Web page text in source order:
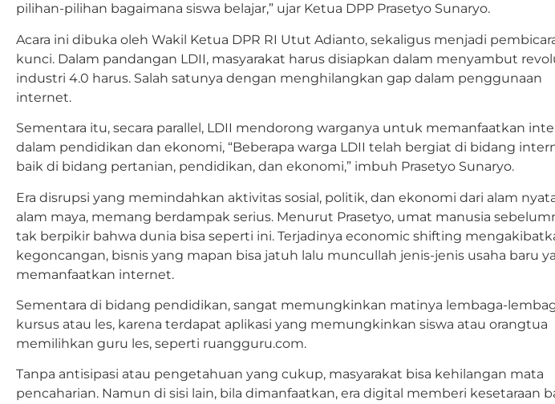
pilihan-pilihan bagaimana siswa belajar,” ujar Ketua DPP Prasetyo Sunaryo.
Acara ini dibuka oleh Wakil Ketua DPR RI Utut Adianto, sekaligus menjadi
kunci. Dalam pandangan LDII, masyarakat harus disiapkan dalam menyambut
industri 4.0 harus. Salah satunya dengan menghilangkan gap dalam penggunaan
internet.
Sementara itu, secara parallel, LDII mendorong warganya untuk memanfaatkan
dalam pendidikan dan ekonomi, “Beberapa warga LDII telah bergiat di bidang
baik di bidang pertanian, pendidikan, dan ekonomi,” imbuh Prasetyo Sunaryo.
Era disrupsi yang memindahkan aktivitas sosial, politik, dan ekonomi dari alam
alam maya, memang berdampak serius. Menurut Prasetyo, umat manusia
tak berpikir bahwa dunia bisa seperti ini. Terjadinya economic shifting
kegoncangan, bisnis yang mapan bisa jatuh lalu muncullah jenis-jenis usaha baru
memanfaatkan internet.
Sementara di bidang pendidikan, sangat memungkinkan matinya lembaga-
kursus atau les, karena terdapat aplikasi yang memungkinkan siswa atau orangtua
memilihkan guru les, seperti ruangguru.com.
Tanpa antisipasi atau pengetahuan yang cukup, masyarakat bisa kehilangan mata
pencaharian. Namun di sisi lain, bila dimanfaatkan, era digital memberi kesetaraan